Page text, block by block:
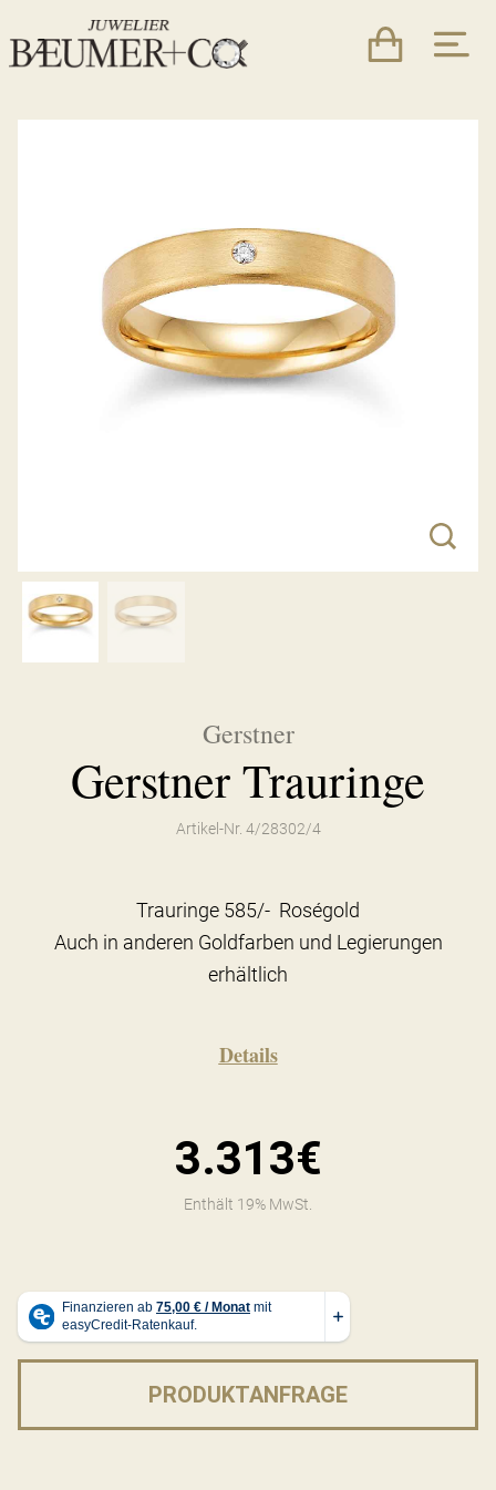
Gerstner
Gerstner Trauringe
Artikel-Nr. 4/28302/4
Trauringe 585/- Roségold
Auch in anderen Goldfarben und Legierungen
erhältlich
Details
3.313€
Enthält 19% MwSt.
PRODUKTANFRAGE